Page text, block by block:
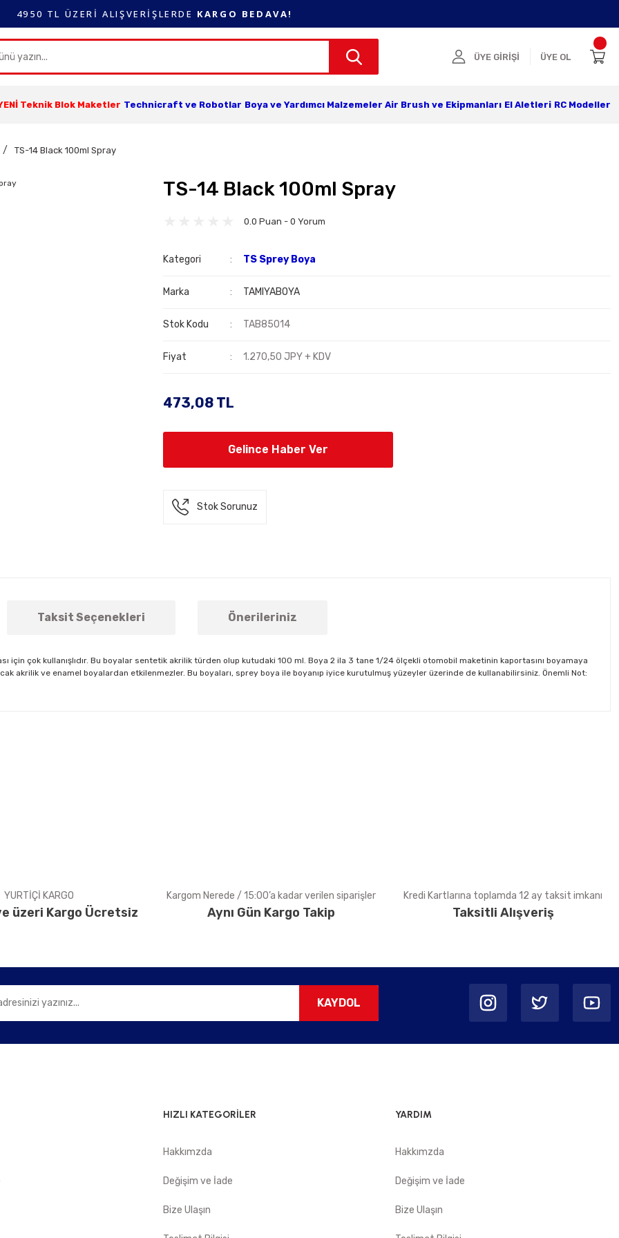
4950 TL ÜZERİ ALIŞVERİŞLERDE KARGO BEDAVA!
ÜYE GİRİŞİ ÜYE OL
Teknik Blok Maketler Technicraft ve Robotlar Boya ve Yardımcı Malzemeler Air Brush ve Ekipmanları El Aletleri RC Modeller
TS-14 Black 100ml Spray
TS-14 Black 100ml Spray
0.0 Puan - 0 Yorum
Kategori TS Sprey Boya
Marka TAMIYABOYA
Stok Kodu TAB85014
Fiyat 1.270,50 JPY + KDV
473,08 TL
Gelince Haber Ver
Stok Sorunuz
Taksit Seçenekleri Önerileriniz
çok kullanışlıdır. Bu boyalar sentetik akrilik türden olup kutudaki 100 ml. Boya 2 ila 3 tane 1/24 ölçekli otomobil maketinin kaportasını boyamaya
akrilik ve enamel boyalardan etkilenmezler. Bu boyaları, sprey boya ile boyanıp iyice kurutulmuş yüzeyler üzerinde de kullanabilirsiniz. Önemli Not:
YURTİÇİ KARGO
üzeri Kargo Ücretsiz
Kargom Nerede / 15:00’a kadar verilen siparişler
Aynı Gün Kargo Takip
Kredi Kartlarına toplamda 12 ay taksit imkanı
Taksitli Alışveriş
KAYDOL
HIZLI KATEGORİLER
Hakkımzda
Değişim ve İade
Bize Ulaşın
YARDIM
Hakkımzda
Değişim ve İade
Bize Ulaşın